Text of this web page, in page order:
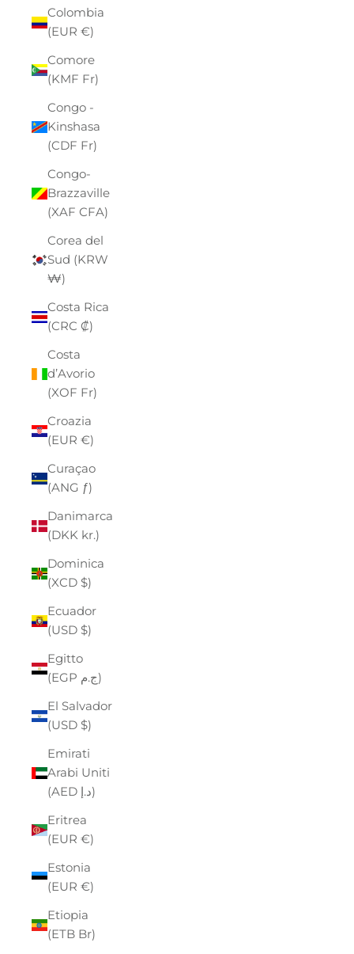
Colombia
(EUR €)
Comore
(KMF Fr)
Congo -
Kinshasa
(CDF Fr)
Congo-
Brazzaville
(XAF CFA)
Corea del
Sud (KRW
₩)
Costa Rica
(CRC ₡)
Costa
d’Avorio
(XOF Fr)
Croazia
(EUR €)
Curaçao
(ANG ƒ)
Danimarca
(DKK kr.)
Dominica
(XCD $)
Ecuador
(USD $)
Egitto
(EGP ج.م)
El Salvador
(USD $)
Emirati
Arabi Uniti
(AED د.إ)
Eritrea
(EUR €)
Estonia
(EUR €)
Etiopia
(ETB Br)